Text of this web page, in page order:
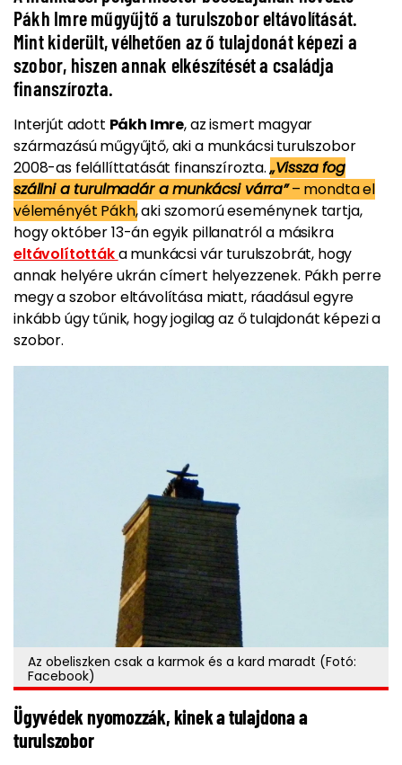
Pákh Imre műgyűjtő a turulszobor eltávolítását.
Mint kiderült, vélhetően az ő tulajdonát képezi a
szobor, hiszen annak elkészítését a családja
finanszírozta.
Interjút adott Pákh Imre, az ismert magyar
származású műgyűjtő, aki a munkácsi turulszobor
2008-as felállíttatását finanszírozta.„Vissza fog
szállni a turulmadár a munkácsi várra”– mondta el
véleményét Pákh,aki szomorú eseménynek tartja,
hogy október 13-án egyik pillanatról a másikra
eltávolítottáka munkácsi vár turulszobrát, hogy
annak helyére ukrán címert helyezzenek. Pákh perre
megy a szobor eltávolítása miatt, ráadásul egyre
inkább úgy tűnik, hogy jogilag az ő tulajdonát képezi a
szobor.
Az obeliszken csak a karmok és a kard maradt (Fotó:
Facebook)
Ügyvédek nyomozzák, kinek a tulajdona a
turulszobor